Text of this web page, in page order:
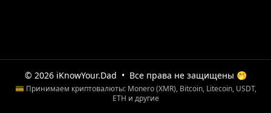
© 2026 iKnowYour.Dad • Все права не защищены 🤭
💳 Принимаем криптовалюты: Monero (XMR), Bitcoin, Litecoin, USDT,
ETH и другие